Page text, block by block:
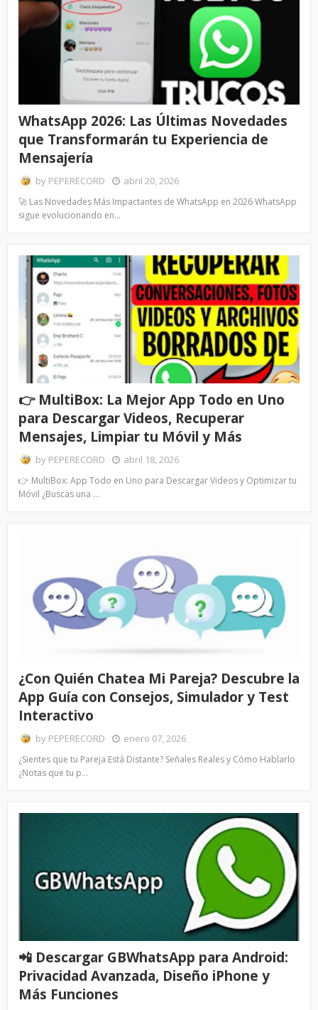
WhatsApp 2026: Las Últimas Novedades
que Transformarán tu Experiencia de
Mensajería
by PEPERECORD abril 20, 2026
🚀 Las Novedades Más Impactantes de WhatsApp en 2026 WhatsApp
sigue evolucionando en…
👉 MultiBox: La Mejor App Todo en Uno
para Descargar Videos, Recuperar
Mensajes, Limpiar tu Móvil y Más
by PEPERECORD abril 18, 2026
👉 MultiBox: App Todo en Uno para Descargar Videos y Optimizar tu
Móvil ¿Buscas una …
¿Con Quién Chatea Mi Pareja? Descubre la
App Guía con Consejos, Simulador y Test
Interactivo
by PEPERECORD enero 07, 2026
¿Sientes que tu Pareja Está Distante? Señales Reales y Cómo Hablarlo
¿Notas que tu p…
📲 Descargar GBWhatsApp para Android:
Privacidad Avanzada, Diseño iPhone y
Más Funciones